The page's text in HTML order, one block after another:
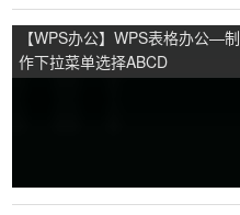
【WPS办公】WPS表格办公—制
作下拉菜单选择ABCD